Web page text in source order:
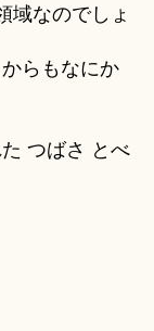
域なのでしょ
らもなにか
つばさ とべ